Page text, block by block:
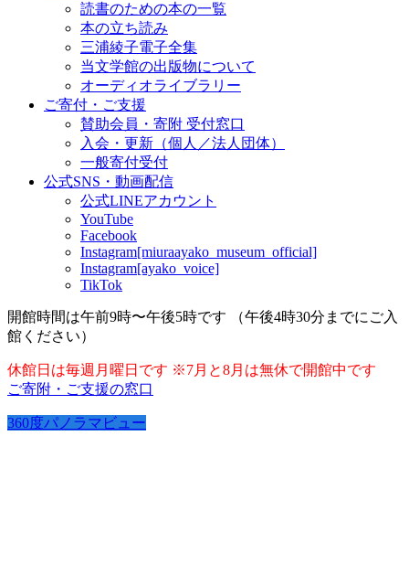
読書のための本の一覧
本の立ち読み
三浦綾子電子全集
当文学館の出版物について
オーディオライブラリー
ご寄付・ご支援
賛助会員・寄附 受付窓口
入会・更新（個人／法人団体）
一般寄付受付
公式SNS・動画配信
公式LINEアカウント
YouTube
Facebook
Instagram[miuraayako_museum_official]
Instagram[ayako_voice]
TikTok
開館時間は午前9時〜午後5時です （午後4時30分までにご入
館ください）
休館日は毎週月曜日です ※7月と8月は無休で開館中です
ご寄附・ご支援の窓口
360度パノラマビュー